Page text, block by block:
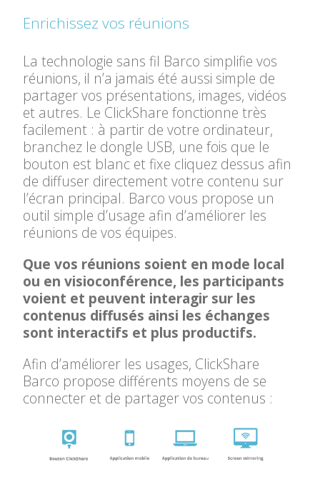
Enrichissez vos réunions
La technologie sans fil Barco simplifie vos
réunions, il n’a jamais été aussi simple de
partager vos présentations, images, vidéos
et autres. Le ClickShare fonctionne très
facilement : à partir de votre ordinateur,
branchez le dongle USB, une fois que le
bouton est blanc et fixe cliquez dessus afin
de diffuser directement votre contenu sur
l’écran principal. Barco vous propose un
outil simple d’usage afin d’améliorer les
réunions de vos équipes.
Que vos réunions soient en mode local
ou en visioconférence, les participants
voient et peuvent interagir sur les
contenus diffusés ainsi les échanges
sont interactifs et plus productifs.
Afin d’améliorer les usages, ClickShare
Barco propose différents moyens de se
connecter et de partager vos contenus :